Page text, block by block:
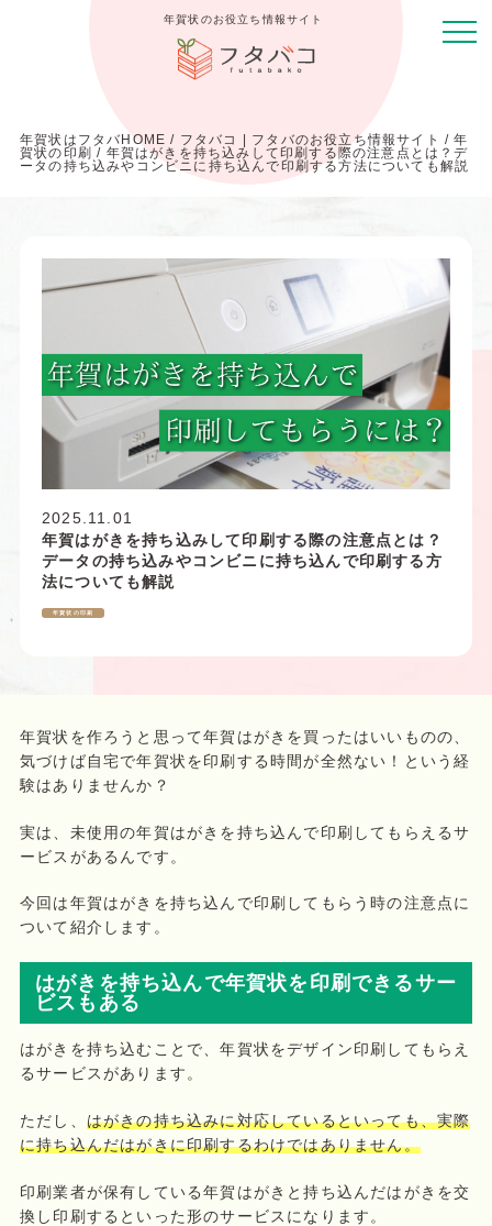
年賀状のお役立ち情報サイト
年賀状はフタバHOME / フタバコ | フタバのお役立ち情報サイト /年
賀状の印刷 / 年賀はがきを持ち込みして印刷する際の注意点とは？デ
ータの持ち込みやコンビニに持ち込んで印刷する方法についても解説
2025.11.01
年賀はがきを持ち込みして印刷する際の注意点とは？
データの持ち込みやコンビニに持ち込んで印刷する方
法についても解説
年賀状の印刷
年賀状を作ろうと思って年賀はがきを買ったはいいものの、
気づけば自宅で年賀状を印刷する時間が全然ない！という経
験はありませんか？
実は、未使用の年賀はがきを持ち込んで印刷してもらえるサ
ービスがあるんです。
今回は年賀はがきを持ち込んで印刷してもらう時の注意点に
ついて紹介します。
はがきを持ち込んで年賀状を印刷できるサー
ビスもある
はがきを持ち込むことで、年賀状をデザイン印刷してもらえ
るサービスがあります。
ただし、 はがきの持ち込みに対応しているといっても、実際
に持ち込んだはがきに印刷するわけではありません。
印刷業者が保有している年賀はがきと持ち込んだはがきを交
換し印刷するといった形のサービスになります。